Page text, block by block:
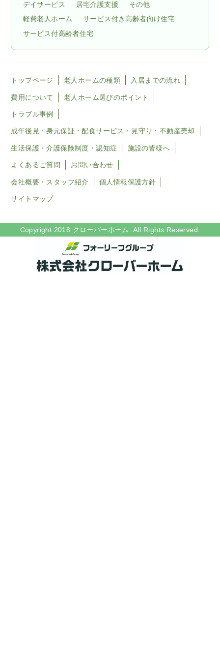
デイサービス
居宅介護支援
その他
軽費老人ホーム
サービス付き高齢者向け住宅
サービス付高齢者住宅
トップページ 老人ホームの種類 入居までの流れ
費用について 老人ホーム選びのポイント
トラブル事例
成年後見・身元保証・配食サービス・見守り・不動産売却
生活保護・介護保険制度・認知症 施設の皆様へ
よくあるご質問 お問い合わせ
会社概要・スタッフ紹介 個人情報保護方針
サイトマップ
Copyright 2018 クローバーホーム. All Rights Reserved.